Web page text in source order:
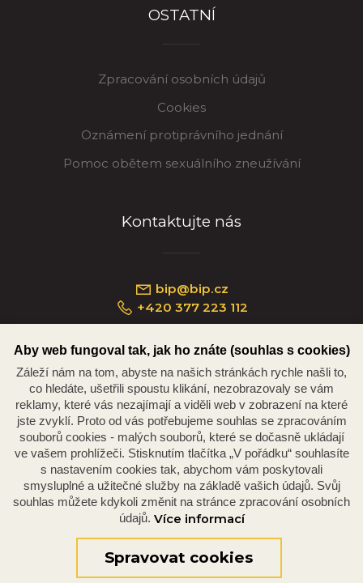
OSTATNÍ
Zpracování osobních údajů
Cookies
Oznámení protiprávního jednání
Pomoc obětem sexuálního zneužívání
Kontaktujte nás
bip@bip.cz
+420 377 223 112
Náměstí Republiky 234/35, 301 00 Plzeň
Aby web fungoval tak, jak ho znáte (souhlas s cookies)
Záleží nám na tom, abyste na našich stránkách rychle našli to,
co hledáte, ušetřili spoustu klikání, nezobrazovaly se vám
reklamy, které vás nezajímají a viděli web v zobrazení na které
jste zvyklí. Proto od vás potřebujeme souhlas se zpracováním
souborů cookies - malých souborů, které se dočasně ukládají
ve vašem prohlížeči. Stisknutím tlačítka „V pořádku“ souhlasíte
s nastavením cookies tak, abychom vám poskytovali
smysluplné a užitečné služby na základě vašich údajů. Svůj
souhlas můžete kdykoli změnit na stránce zpracování osobních
údajů. Více informací
Spravovat cookies